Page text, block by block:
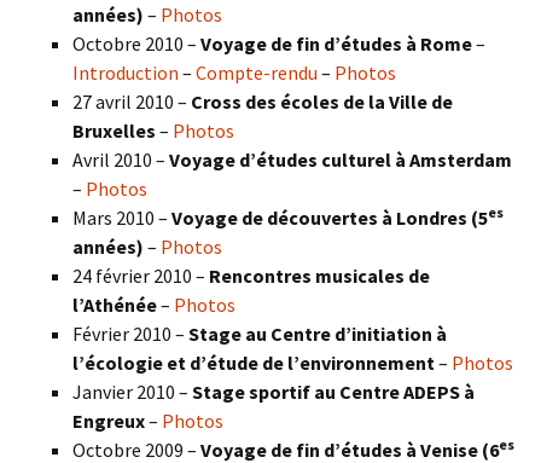
années) – Photos
Octobre 2010 – Voyage de fin d’études à Rome–
Introduction – Compte-rendu – Photos
27 avril 2010 – Cross des écoles de la Ville de
Bruxelles – Photos
Avril 2010 – Voyage d’études culturel à Amsterdam
– Photos
Mars 2010 – Voyage de découvertes à Londres (5es
années) – Photos
24 février 2010 – Rencontres musicales de
l’Athénée– Photos
Février 2010 – Stage au Centre d’initiation à
l’écologie et d’étude de l’environnement – Photos
Janvier 2010 – Stage sportif au Centre ADEPS à
Engreux– Photos
Octobre 2009 – Voyage de fin d’études à Venise (6es